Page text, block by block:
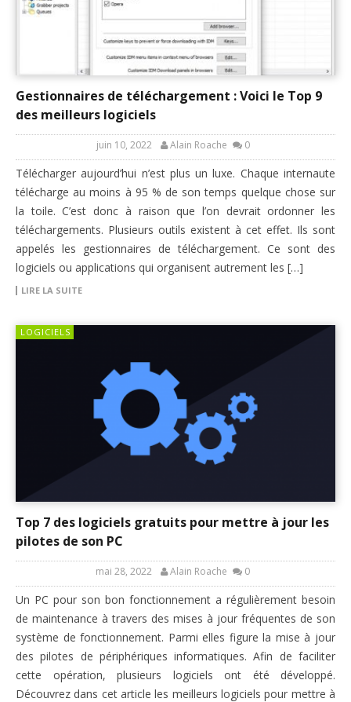
Gestionnaires de téléchargement : Voici le Top 9
des meilleurs logiciels
juin 10, 2022 Alain Roache 0
Télécharger aujourd’hui n’est plus un luxe. Chaque internaute
télécharge au moins à 95 % de son temps quelque chose sur
la toile. C’est donc à raison que l’on devrait ordonner les
téléchargements. Plusieurs outils existent à cet effet. Ils sont
appelés les gestionnaires de téléchargement. Ce sont des
logiciels ou applications qui organisent autrement les […]
LIRE LA SUITE
LOGICIELS
Top 7 des logiciels gratuits pour mettre à jour les
pilotes de son PC
mai 28, 2022 Alain Roache 0
Un PC pour son bon fonctionnement a régulièrement besoin
de maintenance à travers des mises à jour fréquentes de son
système de fonctionnement. Parmi elles figure la mise à jour
des pilotes de périphériques informatiques. Afin de faciliter
cette opération, plusieurs logiciels ont été développé.
Découvrez dans cet article les meilleurs logiciels pour mettre à